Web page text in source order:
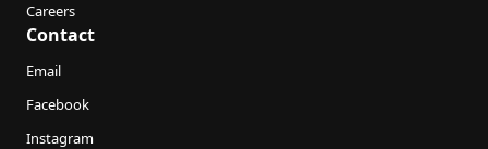
Careers
Contact
Email
Facebook
Instagram